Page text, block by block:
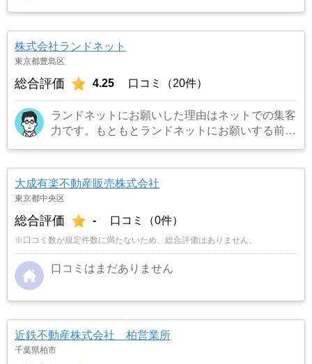
株式会社ランドネット
東京都豊島区
総合評価 4.25 口コミ（20件）
ランドネットにお願いした理由はネットでの集客
力です。もともとランドネットにお願いする前は
場がないことで地元の不動産屋では取り扱っても
らえませんでした。そこでそれまでに取引があ
した。 …もっと見る
大成有楽不動産販売株式会社
東京都中央区
総合評価 - 口コミ（0件）
※口コミ数が規定件数に満たないため、総合評価はありません。
口コミはまだありません
近鉄不動産株式会社 柏営業所
千葉県柏市